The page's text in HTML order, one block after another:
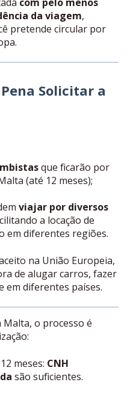
da viagem,
pretende circular por
Solicitar a
que ficarão por
(até 12 meses);
viajar por diversos
a locação de
em diferentes regiões.
na União Europeia,
de alugar carros, fazer
em diferentes países.
o processo é
meses: CNH
são suficientes.